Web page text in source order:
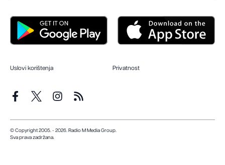
Uslovi korištenja Privatnost
© Copyright 2005. - 2026. Radio M Media Group.
Sva prava zadržana.